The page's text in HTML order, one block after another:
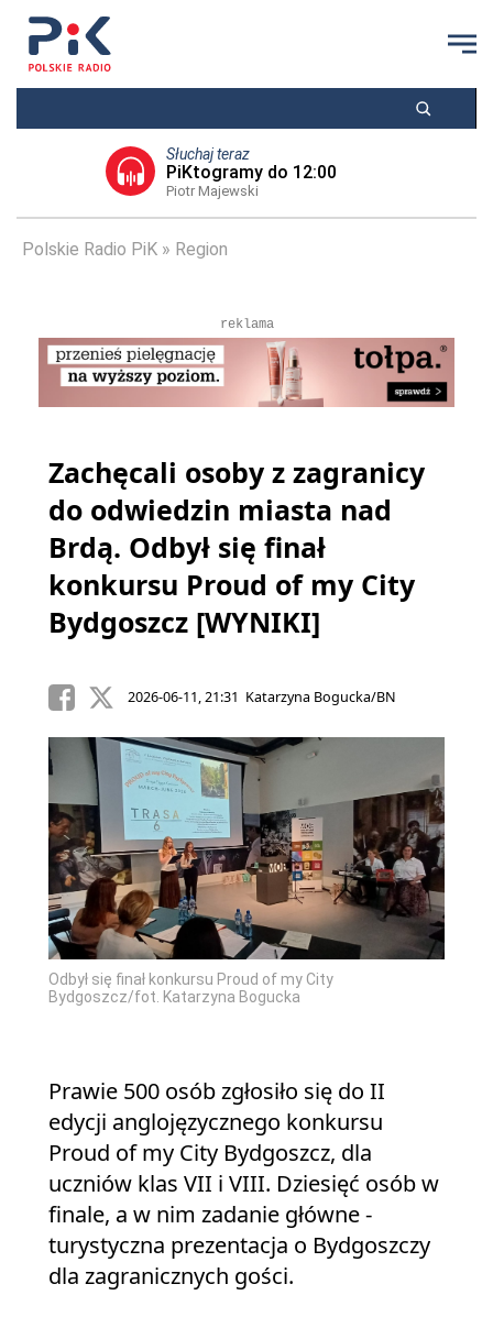
Słuchaj teraz
PiKtogramy do 12:00
Piotr Majewski
Polskie Radio PiK Region
reklama
Zachęcali osoby z zagranicy
do odwiedzin miasta nad
Brdą. Odbył się finał
konkursu Proud of my City
Bydgoszcz [WYNIKI]
2026-06-11, 21:31 Katarzyna Bogucka/BN
Odbył się finał konkursu Proud of my City
Bydgoszcz/fot. Katarzyna Bogucka
Prawie 500 osób zgłosiło się do II
edycji anglojęzycznego konkursu
Proud of my City Bydgoszcz, dla
uczniów klas VII i VIII. Dziesięć osób w
finale, a w nim zadanie główne -
turystyczna prezentacja o Bydgoszczy
dla zagranicznych gości.